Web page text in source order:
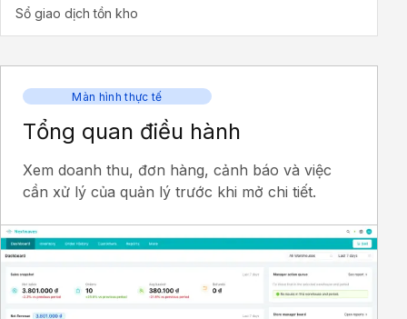
Sổ giao dịch tồn kho
Màn hình thực tế
Tổng quan điều hành
Xem doanh thu, đơn hàng, cảnh báo và việc
cần xử lý của quản lý trước khi mở chi tiết.